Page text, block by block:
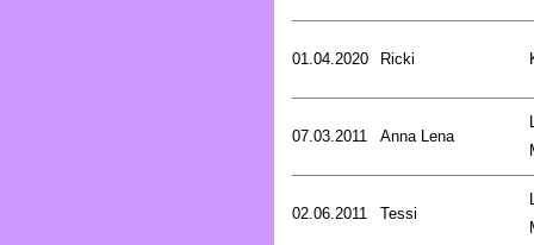
01.04.2020 Ricki
07.03.2011 Anna Lena
02.06.2011 Tessi